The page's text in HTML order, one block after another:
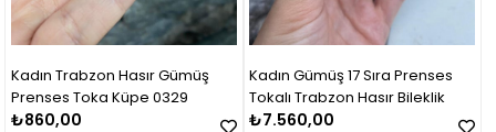
Kadın Trabzon Hasır Gümüş
Prenses Toka Küpe 0329
₺860,00
Kadın Gümüş 17 Sıra Prenses
Tokalı Trabzon Hasır Bileklik
₺7.560,00